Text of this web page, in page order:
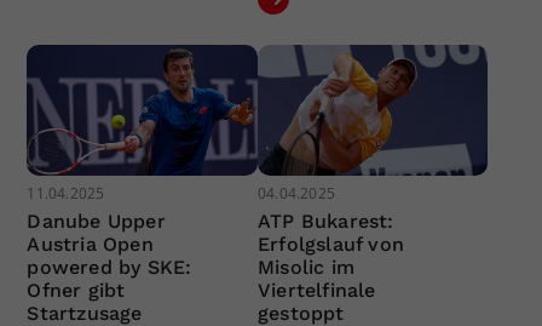
11.04.2025
Danube Upper
Austria Open
powered by SKE:
Ofner gibt
Startzusage
04.04.2025
ATP Bukarest:
Erfolgslauf von
Misolic im
Viertelfinale
gestoppt